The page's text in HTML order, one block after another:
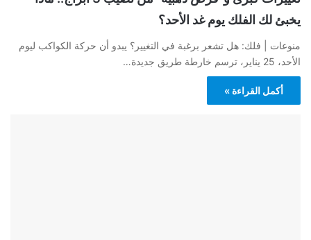
يخبئ لك الفلك يوم غد الأحد؟
منوعات | فلك: هل تشعر برغبة في التغيير؟ يبدو أن حركة الكواكب ليوم
الأحد، 25 يناير، ترسم خارطة طريق جديدة…
أكمل القراءة »